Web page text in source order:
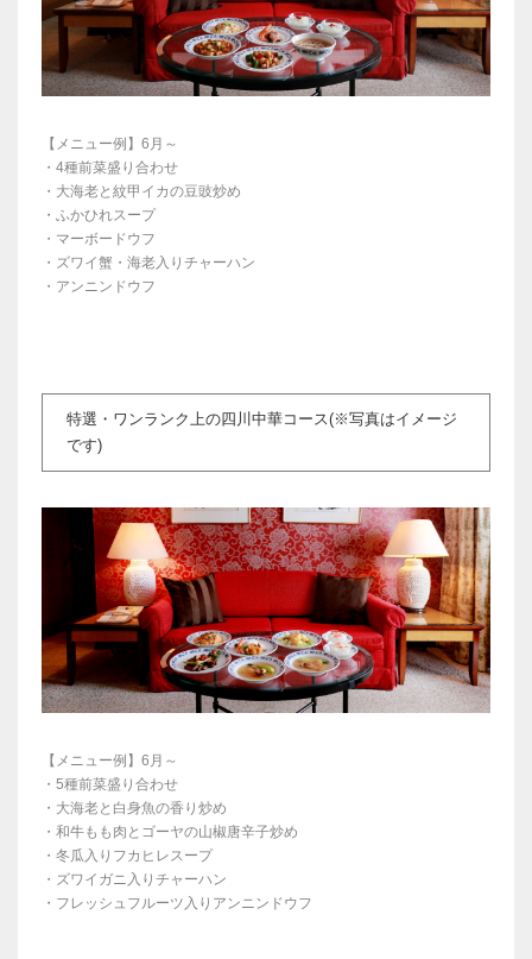
【メニュー例】6月～
・4種前菜盛り合わせ
・大海老と紋甲イカの豆豉炒め
・ふかひれスープ
・マーボードウフ
・ズワイ蟹・海老入りチャーハン
・アンニンドウフ
特選・ワンランク上の四川中華コース(※写真はイメージ
です)
【メニュー例】6月～
・5種前菜盛り合わせ
・大海老と白身魚の香り炒め
・和牛もも肉とゴーヤの山椒唐辛子炒め
・冬瓜入りフカヒレスープ
・ズワイガニ入りチャーハン
・フレッシュフルーツ入りアンニンドウフ